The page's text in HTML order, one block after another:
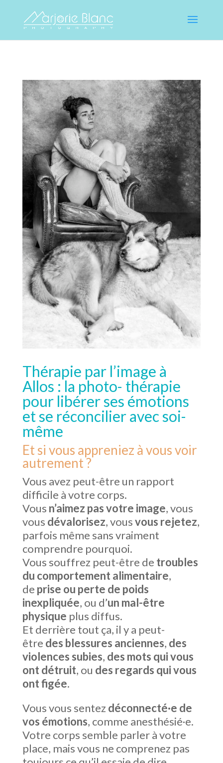
Thérapie par l’image à
Allos : la photo- thérapie
pour libérer ses émotions
et se réconcilier avec soi-
même
Et si vous appreniez à vous voir
autrement ?
Vous avez peut-être un rapport
difficile à votre corps.
Vous n’aimez pas votre image, vous
vous dévalorisez, vousvous rejetez,
parfois même sans vraiment
comprendre pourquoi.
Vous souffrez peut-être de troubles
du comportement alimentaire,
de prise ou perte de poids
inexpliquée, ou d’un mal-être
physique plus diffus.
Et derrière tout ça, il y a peut-
être des blessures anciennes, des
violences subies, des mots qui vous
ont détruit, ou des regards qui vous
ont figée.
Vous vous sentez déconnecté·e de
vos émotions, comme anesthésié·e.
Votre corps semble parler à votre
place, mais vous ne comprenez pas